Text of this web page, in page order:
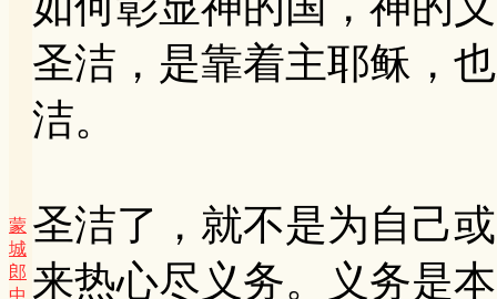
蒙
城
郎
中
圣洁，是靠着主耶稣，
洁。
圣洁了，就不是为自己
来热心尽义务。义务是